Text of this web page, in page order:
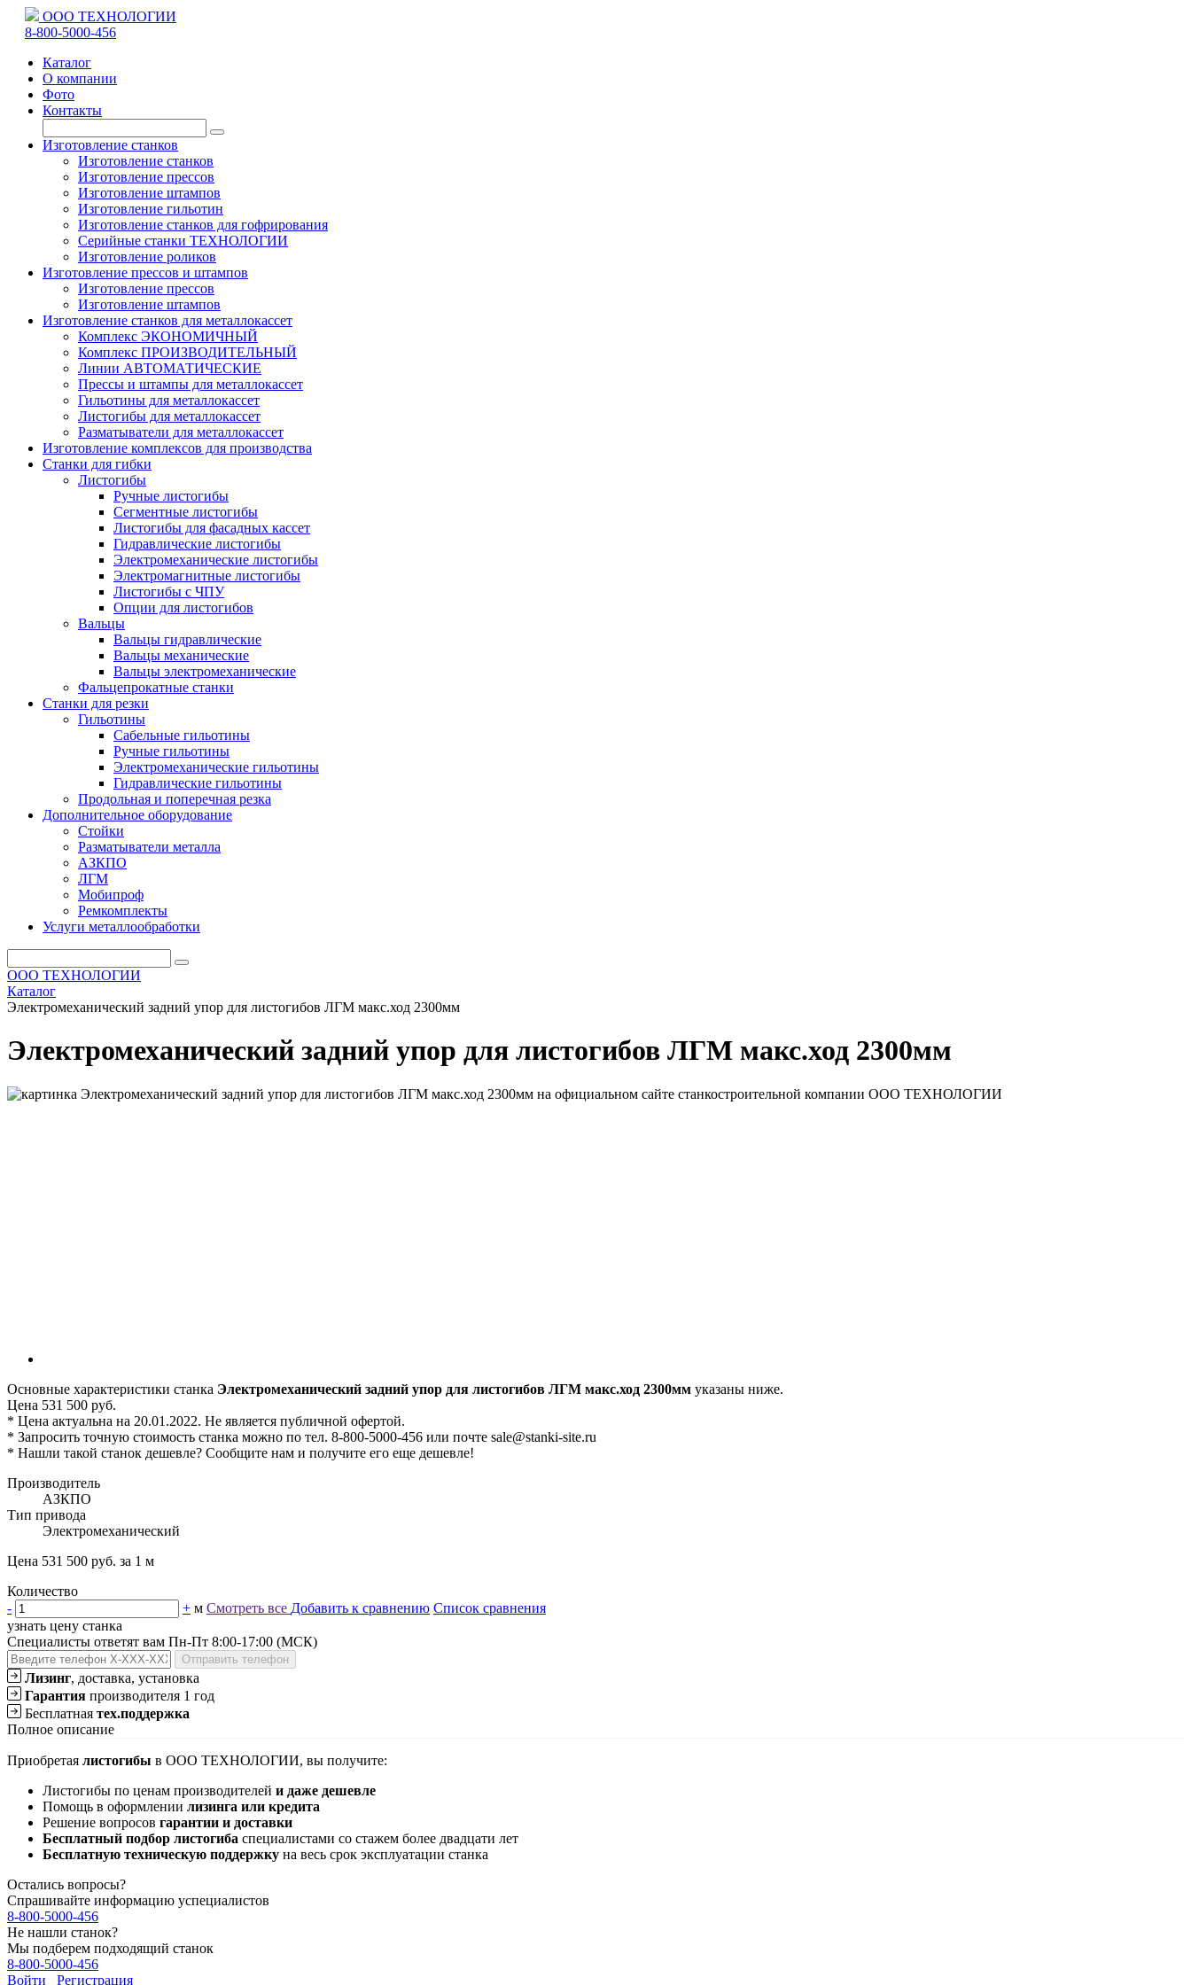
ООО ТЕХНОЛОГИИ
8-800-5000-456
Каталог
О компании
Фото
Контакты
Изготовление станков
Изготовление станков
Изготовление прессов
Изготовление штампов
Изготовление гильотин
Изготовление станков для гофрирования
Серийные станки ТЕХНОЛОГИИ
Изготовление роликов
Изготовление прессов и штампов
Изготовление прессов
Изготовление штампов
Изготовление станков для металлокассет
Комплекс ЭКОНОМИЧНЫЙ
Комплекс ПРОИЗВОДИТЕЛЬНЫЙ
Линии АВТОМАТИЧЕСКИЕ
Прессы и штампы для металлокассет
Гильотины для металлокассет
Листогибы для металлокассет
Разматыватели для металлокассет
Изготовление комплексов для производства
Станки для гибки
Листогибы
Ручные листогибы
Сегментные листогибы
Листогибы для фасадных кассет
Гидравлические листогибы
Электромеханические листогибы
Электромагнитные листогибы
Листогибы с ЧПУ
Опции для листогибов
Вальцы
Вальцы гидравлические
Вальцы механические
Вальцы электромеханические
Фальцепрокатные станки
Станки для резки
Гильотины
Сабельные гильотины
Ручные гильотины
Электромеханические гильотины
Гидравлические гильотины
Продольная и поперечная резка
Дополнительное оборудование
Стойки
Разматыватели металла
АЗКПО
ЛГМ
Мобипроф
Ремкомплекты
Услуги металлообработки
ООО ТЕХНОЛОГИИ
Каталог
Электромеханический задний упор для листогибов ЛГМ макс.ход 2300мм
Электромеханический задний упор для листогибов ЛГМ макс.ход 2300мм
Основные характеристики станка Электромеханический задний упор для листогибов ЛГМ макс.ход 2300мм указаны ниже.
Цена 531 500 руб.
* Цена актуальна на 20.01.2022. Не является публичной офертой.
* Запросить точную стоимость станка можно по тел. 8-800-5000-456 или почте sale@stanki-site.ru
* Нашли такой станок дешевле? Сообщите нам и получите его еще дешевле!
Производитель
АЗКПО
Тип привода
Электромеханический
Цена 531 500 руб. за 1 м
Количество
-
+ м Смотреть все Добавить к сравнению Список сравнения
узнать цену станка
Специалисты ответят вам Пн-Пт 8:00-17:00 (МСК)
Отправить телефон
Лизинг, доставка, установка
Гарантия производителя 1 год
Бесплатная тех.поддержка
Полное описание
Приобретая листогибы в ООО ТЕХНОЛОГИИ, вы получите:
Листогибы по ценам производителей и даже дешевле
Помощь в оформлении лизинга или кредита
Решение вопросов гарантии и доставки
Бесплатный подбор листогиба специалистами со стажем более двадцати лет
Бесплатную техническую поддержку на весь срок эксплуатации станка
Остались вопросы?
Спрашивайте информацию успециалистов
8-800-5000-456
Не нашли станок?
Мы подберем подходящий станок
8-800-5000-456
Войти
Регистрация